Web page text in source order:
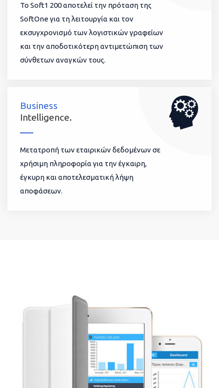
To Soft1 200 αποτελεί την πρόταση της
SoftOne για τη λειτουργία και τον
εκσυγχρονισμό των λογιστικών γραφείων
και την αποδοτικότερη αντιμετώπιση των
σύνθετων αναγκών τους.
Business
Intelligence.
Μετατροπή των εταιρικών δεδομένων σε
χρήσιμη πληροφορία για την έγκαιρη,
έγκυρη και αποτελεσματική λήψη
αποφάσεων.